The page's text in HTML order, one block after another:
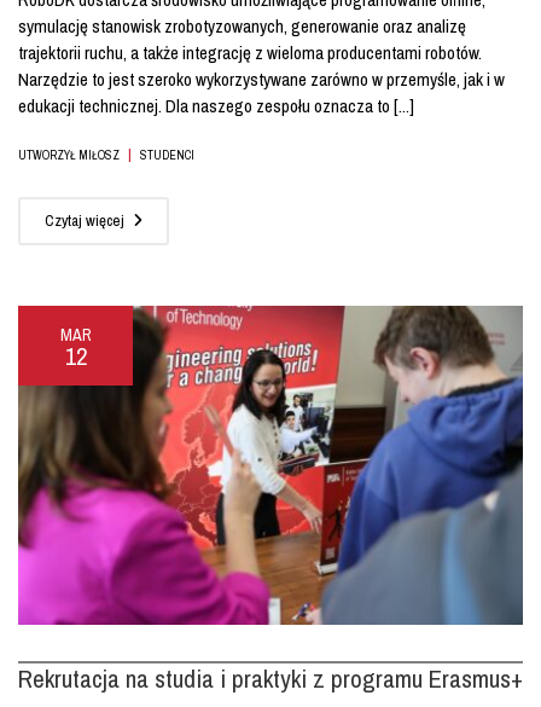
symulację stanowisk zrobotyzowanych, generowanie oraz analizę
trajektorii ruchu, a także integrację z wieloma producentami robotów.
Narzędzie to jest szeroko wykorzystywane zarówno w przemyśle, jak i w
edukacji technicznej. Dla naszego zespołu oznacza to [...]
UTWORZYŁ MIŁOSZ | STUDENCI
Czytaj więcej
MAR
12
Rekrutacja na studia i praktyki z programu Erasmus+